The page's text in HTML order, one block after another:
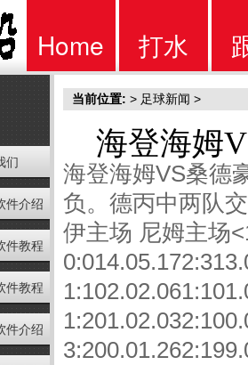
Home
首页
打水
软件
们
件介绍
件教程
件教程
件介绍
当前位置: > 足球新闻 >
海登海姆
海登海姆VS桑德
负。德丙中两队
伊主场 尼姆主场